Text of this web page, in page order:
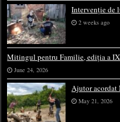
Intervenție de
2 weeks ago
Mitingul pentru Familie, ediția a
June 24, 2026
Ajutor acordat
May 21, 2026